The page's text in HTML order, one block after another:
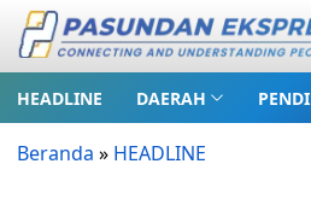
HEADLINE DAERAH
Beranda » HEADLINE